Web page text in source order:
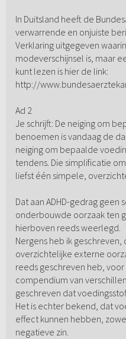
In Duitsland heeft de
verwarrende en onjuiste
Verklaring uitgegeven
modeverschijnsel is, maar
kunt lezen is hier de link:
http://
Ad 2
Je schrijft: De neiging om
benoemen is vandaag de
neiging om bepaalde
tendens. Die simplificatie
liefst één simpele,
Dat aan ADHD-gedrag
onderbouwde oorzaak ten
hierboven reeds weerlegd.
Nergens heb ik geschreven,
overzichtelijke externe
reeds geschreven heb,
compendium van
geschreven dat
Het is echter bekend, dat
effect kunnen hebben,
negatieve zin.